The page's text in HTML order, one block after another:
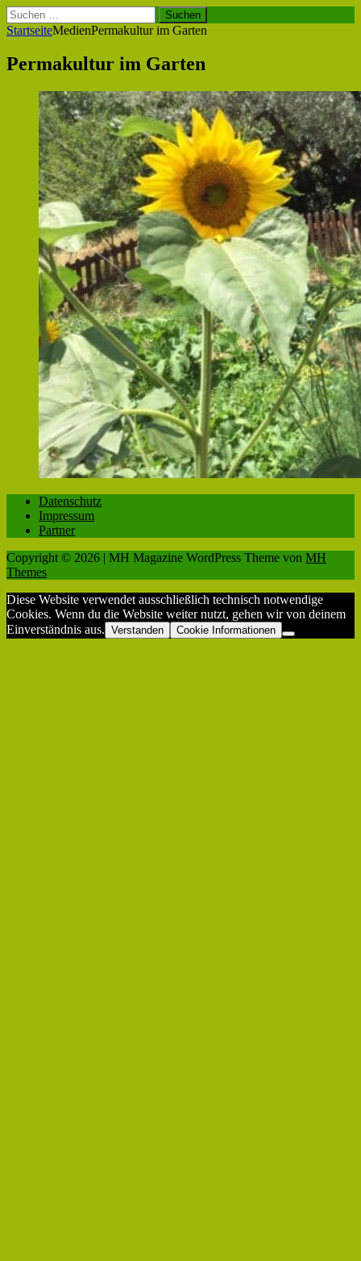
Suchen
nach:
StartseiteMedienPermakultur im Garten
Permakultur im Garten
Datenschutz
Impressum
Partner
Copyright © 2026 | MH Magazine WordPress Theme von MH
Themes
Diese Website verwendet ausschließlich technisch notwendige
Cookies. Wenn du die Website weiter nutzt, gehen wir von deinem
Einverständnis aus. Verstanden Cookie Informationen